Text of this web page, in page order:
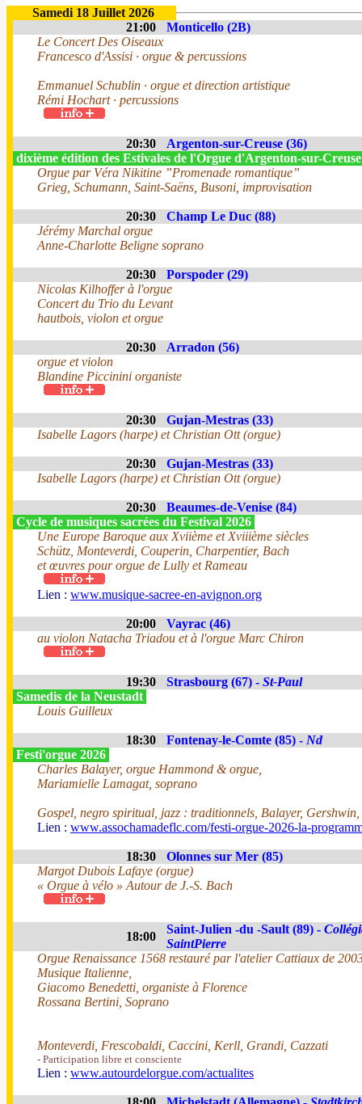
Samedi 18 Juillet 2026
21:00
Monticello (2B)
Le Concert Des Oiseaux
Francesco d'Assisi · orgue & percussions
Emmanuel Schublin · orgue et direction artistique
Rémi Hochart · percussions
20:30
Argenton-sur-Creuse (36)
dixième édition des Estivales de l'Orgue d'Argenton-sur-
Orgue par Véra Nikitine ”Promenade romantique”
Grieg, Schumann, Saint-Saëns, Busoni, improvisation
20:30
Champ Le Duc (88)
Jérémy Marchal orgue
Anne-Charlotte Beligne soprano
20:30
Porspoder (29)
Nicolas Kilhoffer à l'orgue
Concert du Trio du Levant
hautbois, violon et orgue
20:30
Arradon (56)
orgue et violon
Blandine Piccinini organiste
20:30
Gujan-Mestras (33)
Isabelle Lagors (harpe) et Christian Ott (orgue)
20:30
Gujan-Mestras (33)
Isabelle Lagors (harpe) et Christian Ott (orgue)
20:30
Beaumes-de-Venise (84)
Cycle de musiques sacrées du Festival 2026
Une Europe Baroque aux Xviième et Xviiième siècles
Schütz, Monteverdi, Couperin, Charpentier, Bach
et œuvres pour orgue de Lully et Rameau
Lien : www.musique-sacree-en-avignon.org
20:00
Vayrac (46)
au violon Natacha Triadou et à l'orgue Marc Chiron
19:30 Strasbourg (67) - St-Paul
Samedis de la Neustadt
Louis Guilleux
18:30 Fontenay-le-Comte (85) - Nd
Festi'orgue 2026
Charles Balayer, orgue Hammond & orgue,
Mariamielle Lamagat, soprano
Gospel, negro spiritual, jazz : traditionnels, Balayer, Gershwin,
Lien : www.assochamadeflc.com/festi-orgue-2026-la-
18:30
Olonnes sur Mer (85)
Margot Dubois Lafaye (orgue)
« Orgue à vélo » Autour de J.-S. Bach
18:00
Saint-Julien -du -Sault (89) -
SaintPierre
Orgue Renaissance 1568 restauré par l'atelier Cattiaux de
Musique Italienne,
Giacomo Benedetti, organiste à Florence
Rossana Bertini, Soprano
Monteverdi, Frescobaldi, Caccini, Kerll, Grandi, Cazzati
- Participation libre et consciente
Lien : www.autourdelorgue.com/actualites